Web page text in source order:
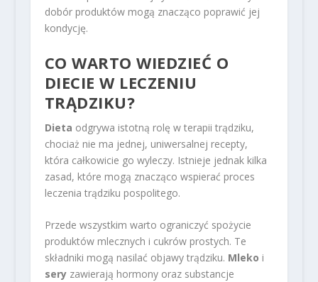
dobór produktów mogą znacząco poprawić jej
kondycję.
CO WARTO WIEDZIEĆ O
DIECIE W LECZENIU
TRĄDZIKU?
Dieta odgrywa istotną rolę w terapii trądziku,
chociaż nie ma jednej, uniwersalnej recepty,
która całkowicie go wyleczy. Istnieje jednak kilka
zasad, które mogą znacząco wspierać proces
leczenia trądziku pospolitego.
Przede wszystkim warto ograniczyć spożycie
produktów mlecznych i cukrów prostych. Te
składniki mogą nasilać objawy trądziku. Mleko i
seryzawierają hormony oraz substancje